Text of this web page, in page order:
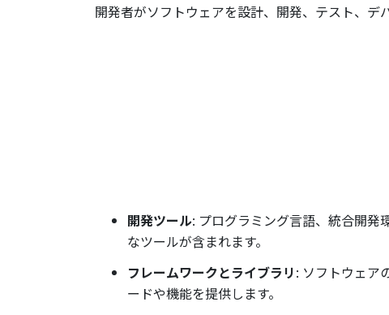
開発者がソフトウェアを設計、開発、テスト、デ
開発ツール: プログラミング言語、統合開発
なツールが含まれます。
フレームワークとライブラリ: ソフトウェア
ードや機能を提供します。